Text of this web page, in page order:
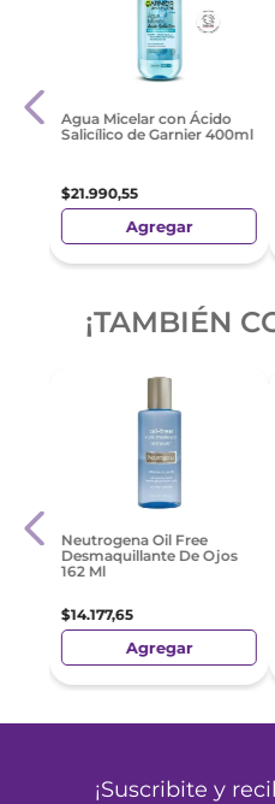
Agua Micelar con Ácido
Salicílico de Garnier 400ml
$21.990,55
Agregar
¡TAMBIÉN
Neutrogena Oil Free
Desmaquillante De Ojos
162 Ml
$14.177,65
Agregar
¡Suscribite y